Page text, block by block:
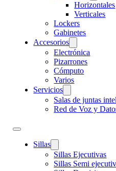
Horizontales
Verticales
Lockers
Gabinetes
Accesorios
Electrónica
Pizarrones
Cómputo
Varios
Servicios
Salas de juntas
Red de Voz y
Sillas
Sillas Ejecutivas
Sillas Semi